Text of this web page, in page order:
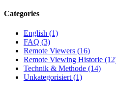
Categories
English (1)
FAQ (3)
Remote Viewers (16)
Remote Viewing Historie
Technik & Methode (14)
Unkategorisiert (1)